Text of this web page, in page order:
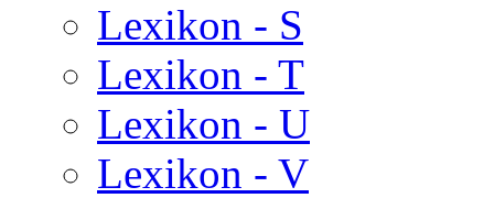
Lexikon - S
Lexikon - T
Lexikon - U
Lexikon - V